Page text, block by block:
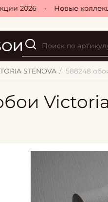
2026 • Новые
STENOVA / 588248